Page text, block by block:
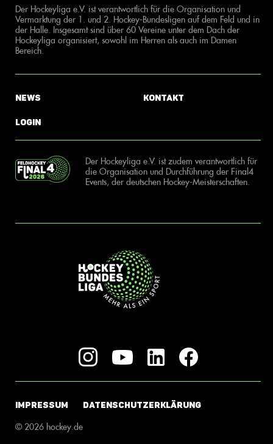
Der Hockeyliga e.V. ist verantwortlich für die Organisation und
Vermarktung der 1. und 2. Hockey-Bundesligen auf dem Feld und in
der Halle. Insgesamt sind über 60 Vereine unter dem Dach der
Hockeyliga organisiert, sowohl im Herren als auch im Damen
Bereich.
News
Login
Kontakt
Der Hockeyliga e.V. ist zudem verantwortlich für
die Organisation und Durchführung der Final4
Events, der deutschen Hockey-Meisterschaften.
IMPRESSUM DATENSCHUTZERKLÄRUNG
© 2026 hockey.de